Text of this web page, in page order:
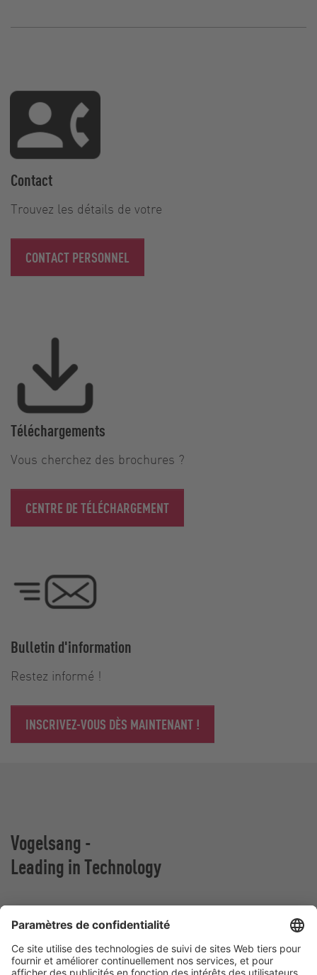
Contact
Trouvez les détails de votre
CONTACT PERSONNEL
Téléchargements
Vous cherchez des brochures ?
CENTRE DE TÉLÉCHARGEMENT
Bulletin d'information
Restez informé !
INSCRIVEZ-VOUS DÈS MAINTENANT !
Vogelsang -
Leading in Technology
VOGELSANG BELGIUM N.V.
Slingerstraat 50